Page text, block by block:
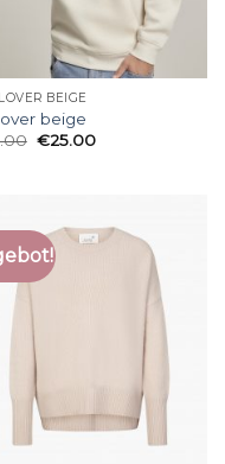
BEIGE
beige
€25.00